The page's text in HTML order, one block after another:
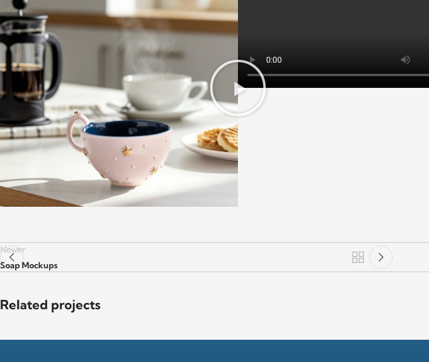
Newer
Soap Mockups
Related projects